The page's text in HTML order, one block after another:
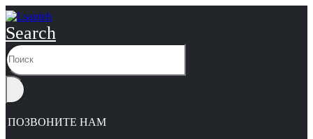
Search
ПОЗВОНИТЕ НАМ